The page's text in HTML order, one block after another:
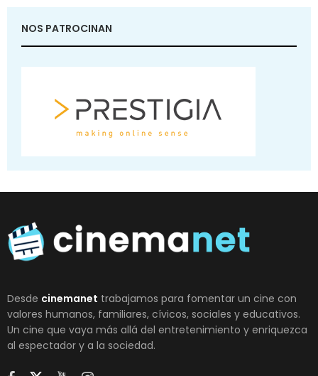
NOS PATROCINAN
Desde cinemanet trabajamos para fomentar un cine con
valores humanos, familiares, cívicos, sociales y educativos.
Un cine que vaya más allá del entretenimiento y enriquezca
al espectador y a la sociedad.